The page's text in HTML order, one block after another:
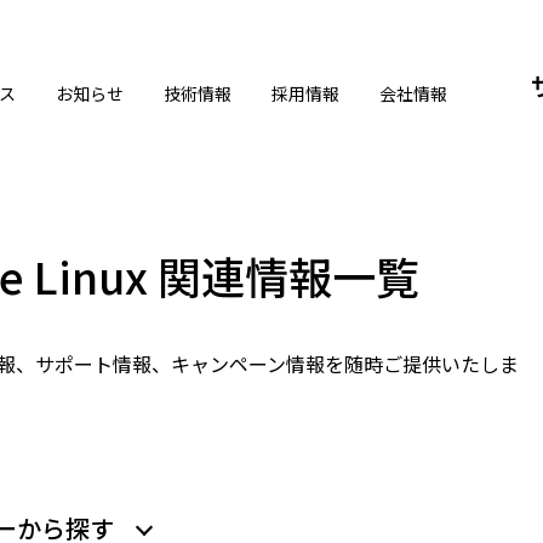
お知らせ 技術情報 採用情報 会社情報
Linux 関連情報一覧
サポート情報、キャンペーン情報を随時ご提供いたしま
から探す